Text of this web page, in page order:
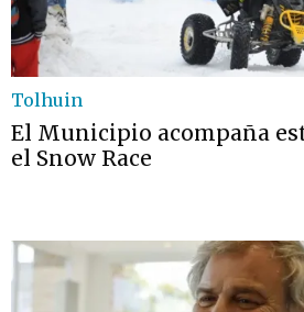
Tolhuin
El Municipio acompaña
el Snow Race